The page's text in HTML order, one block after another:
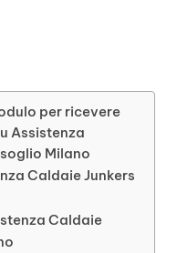
per ricevere
Assistenza
Milano
Caldaie Junkers
Caldaie